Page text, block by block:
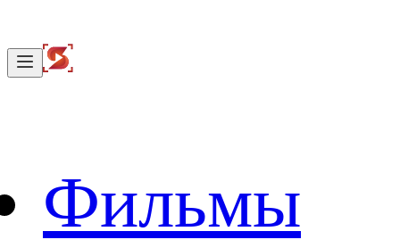
Фильмы